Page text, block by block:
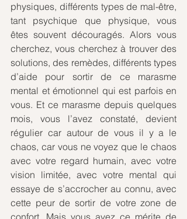
physiques, différents types de mal-être,
tant psychique que physique, vous
êtes souvent découragés. Alors vous
cherchez, vous cherchez à trouver des
solutions, des remèdes, différents types
d’aide pour sortir de ce marasme
mental et émotionnel qui est parfois en
vous. Et ce marasme depuis quelques
mois, vous l’avez constaté, devient
régulier car autour de vous il y a le
chaos, car vous ne voyez que le chaos
avec votre regard humain, avec votre
vision limitée, avec votre mental qui
essaye de s’accrocher au connu, avec
cette peur de sortir de votre zone de